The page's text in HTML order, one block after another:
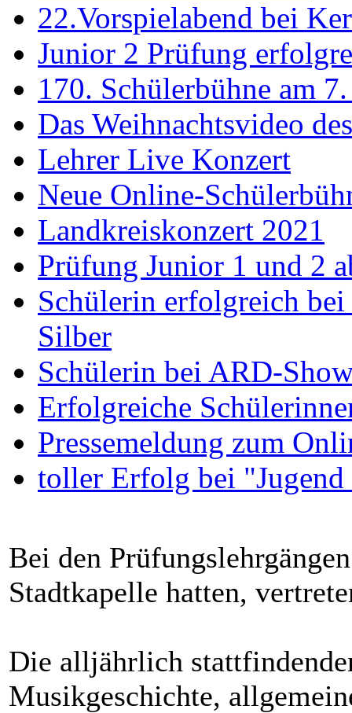
22.Vorspielabend bei
Junior 2 Prüfung
170. Schülerbühne am
Das Weihnachtsvideo
Lehrer Live Konzert
Neue Online-
Landkreiskonzert 2021
Prüfung Junior 1 und 2
Schülerin erfolgreich
Silber
Schülerin bei ARD-
Erfolgreiche
Pressemeldung zum
toller Erfolg bei
Bei den
Stadtkapelle hatten,
Die alljährlich
Musikgeschichte,